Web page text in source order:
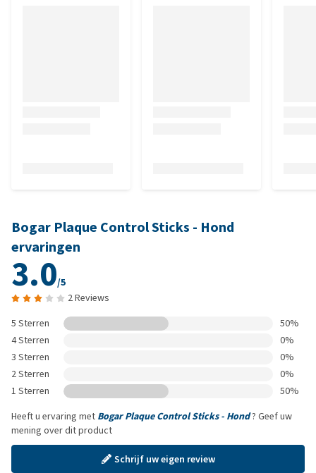
Bogar Plaque Control Sticks - Hond
ervaringen
3.0/5
2 Reviews
5 Sterren
50%
4 Sterren
0%
3 Sterren
0%
2 Sterren
0%
1 Sterren
50%
Heeft u ervaring met Bogar Plaque Control Sticks - Hond? Geef uw
mening over dit product
Schrijf uw eigen review